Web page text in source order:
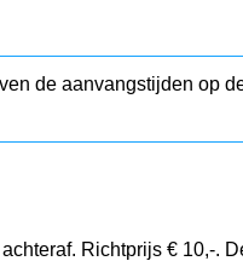
de aanvangstijden op
Richtprijs € 10,-.